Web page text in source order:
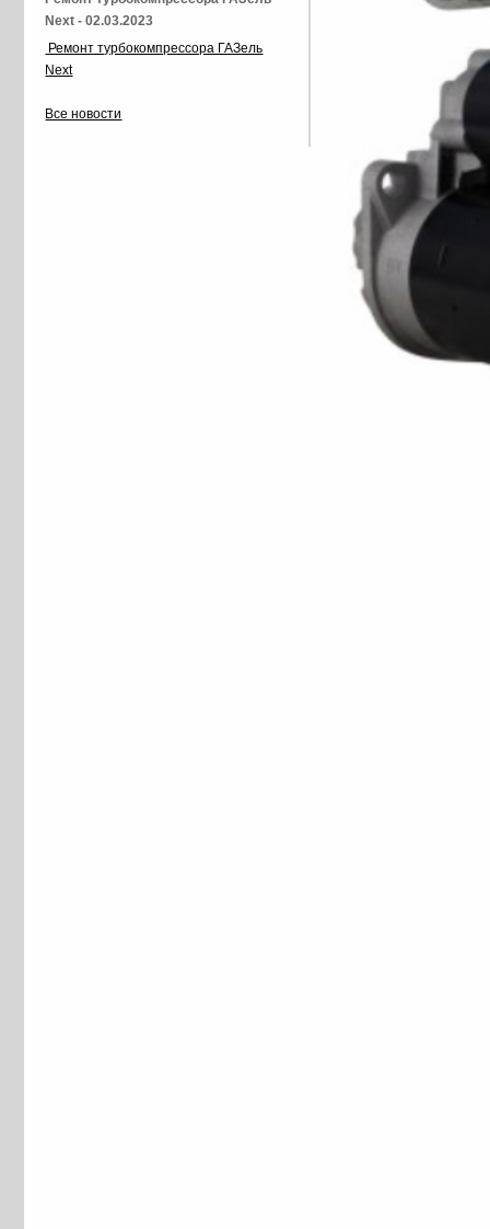
Next - 02.03.2023
Ремонт турбокомпрессора ГАЗель
Next
Все новости